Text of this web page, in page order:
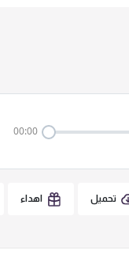
00:00
تحميل اهداء